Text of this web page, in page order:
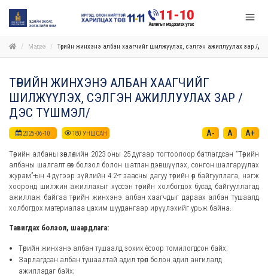
Мэдээ Төрийн жинхэнэ албан хаагчийг шилжүүлэх, сэлгэн ажиллуулах зар /
ТӨРИЙН ЖИНХЭНЭ АЛБАН ХААГЧИЙГ
ШИЛЖҮҮЛЭХ, СЭЛГЭН АЖИЛЛУУЛАХ ЗАР /
ДЭС ТҮШМЭЛ/
2026-06-10 180 УНШСАН A- A A+
Төрийн албаны зөвлөлийн 2023 оны 25 дугаар тогтоолоор батлагдсан “Төрийн
албаны шалгалт өгөх болзол болон шатлан дэвшүүлэх, сонгон шалгаруулах
журам”-ын 4 дүгээр зүйлийн 4.2-т заасны дагуу төрийн өөр байгууллага, нэгж
хооронд шилжин ажиллахыг хүссэн төрийн холбогдох бусад байгууллагад
ажиллаж байгаа төрийн жинхэнэ албан хаагчдыг дараах албан тушаалд
холбогдох материалаа цахим шуудангаар ирүүлэхийг урьж байна.
Тавигдах болзол, шаардлага:
Төрийн жинхэнэ албан тушаалд зохих ёсоор томилогдсон байх;
Зарлагдсан албан тушаалтай адил төрөл болон адил ангилалд
ажилладаг байх;